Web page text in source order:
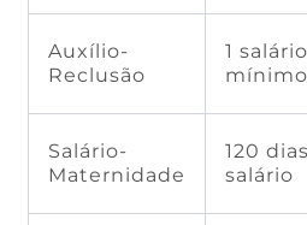
Auxílio-
Reclusão
1 salário
mínimo
Salário-
Maternidade
120
salário